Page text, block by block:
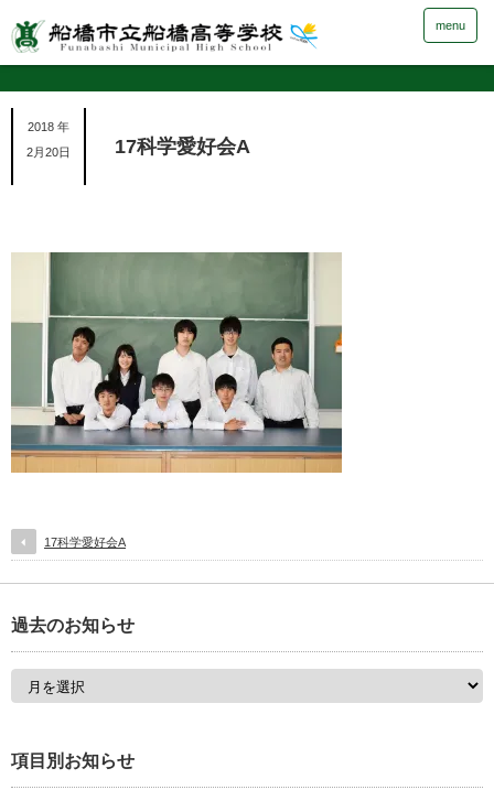
menu
2018 年
2月20日
17科学愛好会A
17科学愛好会A
過去のお知らせ
項目別お知らせ